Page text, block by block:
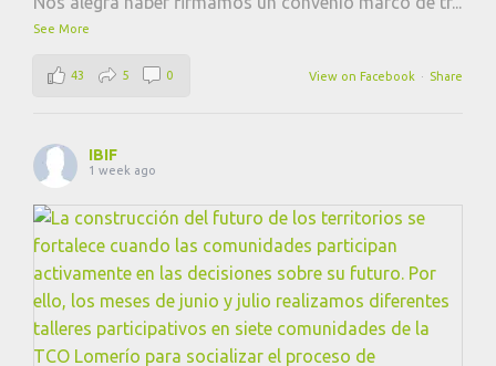
See More
View on Facebook · Share
43 5 0
IBIF
1 week ago